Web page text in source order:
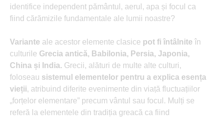
identifice independent pământul, aerul, apa și focul ca
fiind cărămizile fundamentale ale lumii noastre?
Variante ale acestor elemente clasice pot fi întâlnite în
culturile Grecia antică, Babilonia, Persia, Japonia,
China și India. Grecii, alături de multe alte culturi,
foloseau sistemul elementelor pentru a explica esența
vieții, atribuind diferite evenimente din viață fluctuațiilor
„forțelor elementare” precum vântul sau focul. Mulți se
referă la elementele din tradiția greacă ca fiind